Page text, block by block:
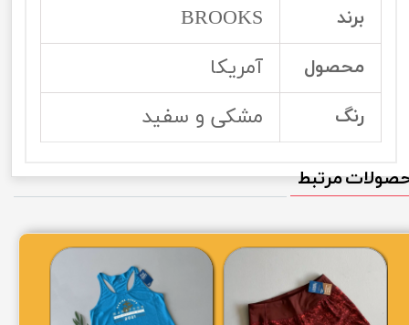
برند BROOKS
محصول آمریکا
رنگ مشکی و سفید
مرتبط